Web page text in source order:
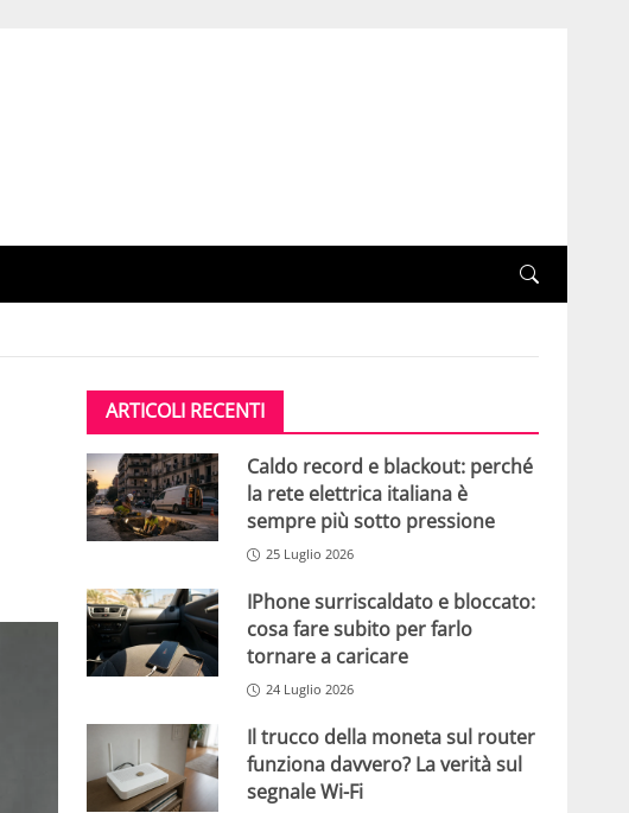
ARTICOLI RECENTI
Caldo record e blackout: perché
la rete elettrica italiana è
sempre più sotto pressione
25 Luglio 2026
IPhone surriscaldato e bloccato:
cosa fare subito per farlo
tornare a caricare
24 Luglio 2026
Il trucco della moneta sul router
funziona davvero? La verità sul
segnale Wi-Fi